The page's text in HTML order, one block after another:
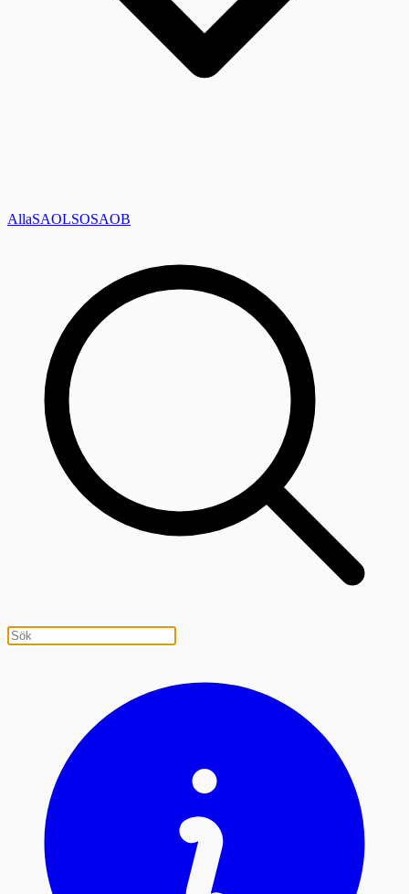
AllaSAOLSOSAOB